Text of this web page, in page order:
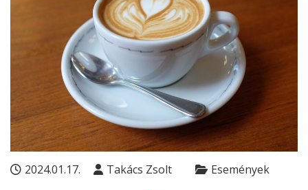
2024.01.17. Takács Zsolt Események